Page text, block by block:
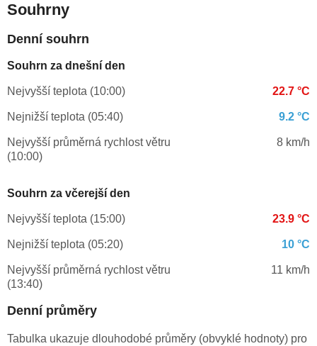
Souhrny
Denní souhrn
Souhrn za dnešní den
Nejvyšší teplota (10:00) 22.7 °C
Nejnižší teplota (05:40) 9.2 °C
Nejvyšší průměrná rychlost větru
(10:00)
8 km/h
Souhrn za včerejší den
Nejvyšší teplota (15:00) 23.9 °C
Nejnižší teplota (05:20) 10 °C
Nejvyšší průměrná rychlost větru
(13:40)
11 km/h
Denní průměry
Tabulka ukazuje dlouhodobé průměry (obvyklé hodnoty) pro